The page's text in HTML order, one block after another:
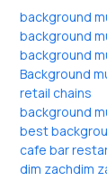
background
background
background
Background
retail chains
background
best
cafe bar
dim zachdim